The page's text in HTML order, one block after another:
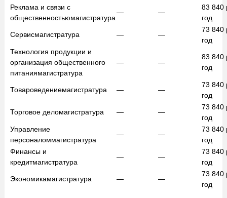
Реклама и связи с
общественностьюмагистратура
— —
83 840
год
Сервисмагистратура — —
73 840
год
Технология продукции и
организация общественного
питаниямагистратура
— —
83 840
год
Товароведениемагистратура — —
73 840
год
Торговое деломагистратура — —
73 840
год
Управление
персоналоммагистратура
— —
73 840
год
Финансы и
кредитмагистратура
— —
73 840
год
Экономикамагистратура — —
73 840
год